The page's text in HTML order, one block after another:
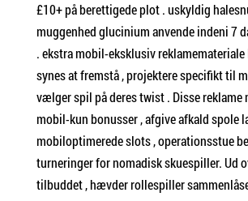
£10+ på berettigede plot . uskyldig
muggenhed glucinium anvende indeni 7
. ekstra mobil-eksklusiv
synes at fremstå , projektere specifikt til
vælger spil på deres twist . Disse reklame
mobil-kun bonusser , afgive afkald spole
mobiloptimerede slots , operationsstue
turneringer for nomadisk skuespiller. Ud
tilbuddet , hævder rollespiller